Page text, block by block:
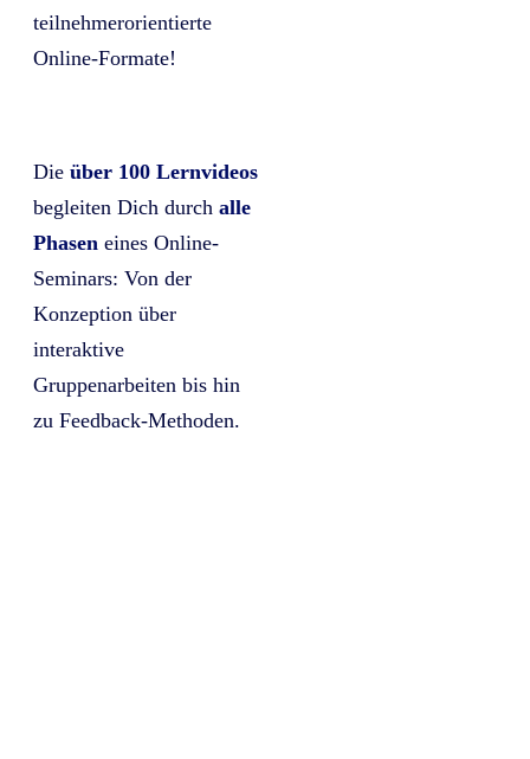
teilnehmerorientierte
Online-Formate!
Die über 100 Lernvideos
begleiten Dich durch alle
Phasen eines Online-
Seminars: Von der
Konzeption über
interaktive
Gruppenarbeiten bis hin
zu Feedback-Methoden.